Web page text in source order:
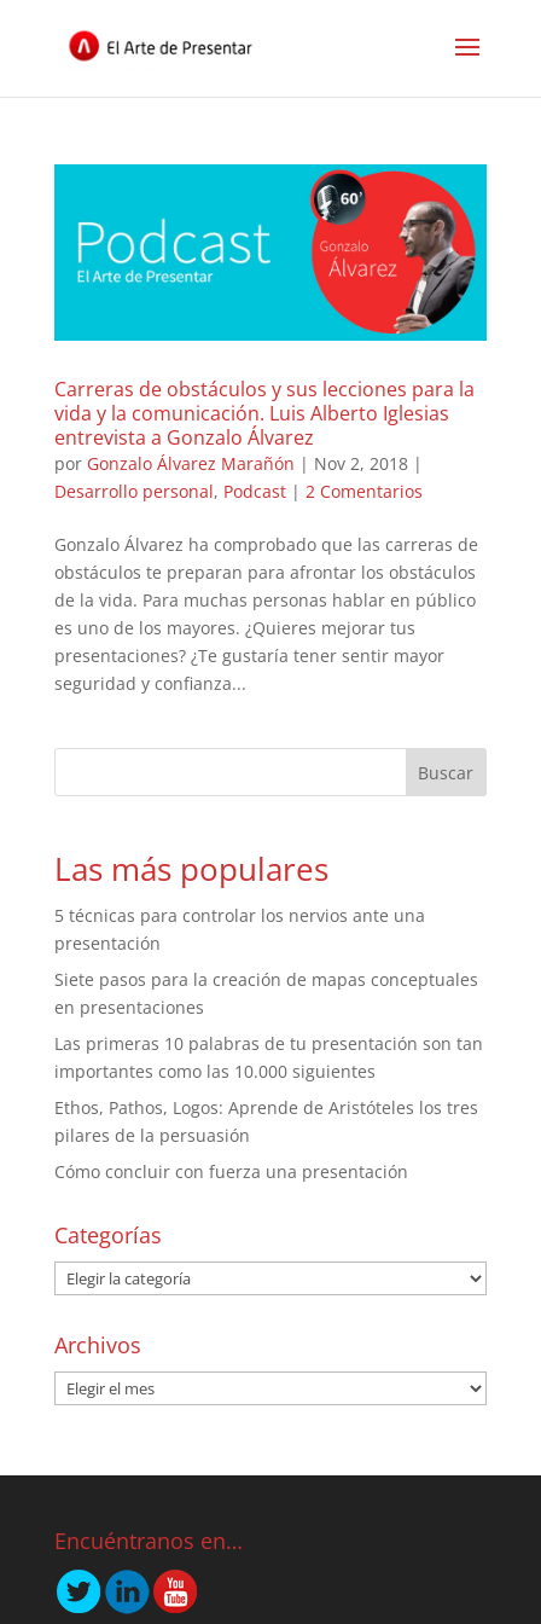
Carreras de obstáculos y sus lecciones para la
vida y la comunicación. Luis Alberto Iglesias
entrevista a Gonzalo Álvarez
por Gonzalo Álvarez Marañón | Nov 2, 2018|
Desarrollo personal, Podcast| 2 Comentarios
Gonzalo Álvarez ha comprobado que las carreras de
obstáculos te preparan para afrontar los obstáculos
de la vida. Para muchas personas hablar en público
es uno de los mayores. ¿Quieres mejorar tus
presentaciones? ¿Te gustaría tener sentir mayor
seguridad y confianza...
Las más populares
5 técnicas para controlar los nervios ante una
presentación
Siete pasos para la creación de mapas conceptuales
en presentaciones
Las primeras 10 palabras de tu presentación son tan
importantes como las 10.000 siguientes
Ethos, Pathos, Logos: Aprende de Aristóteles los tres
pilares de la persuasión
Cómo concluir con fuerza una presentación
Categorías
Archivos
Encuéntranos en…